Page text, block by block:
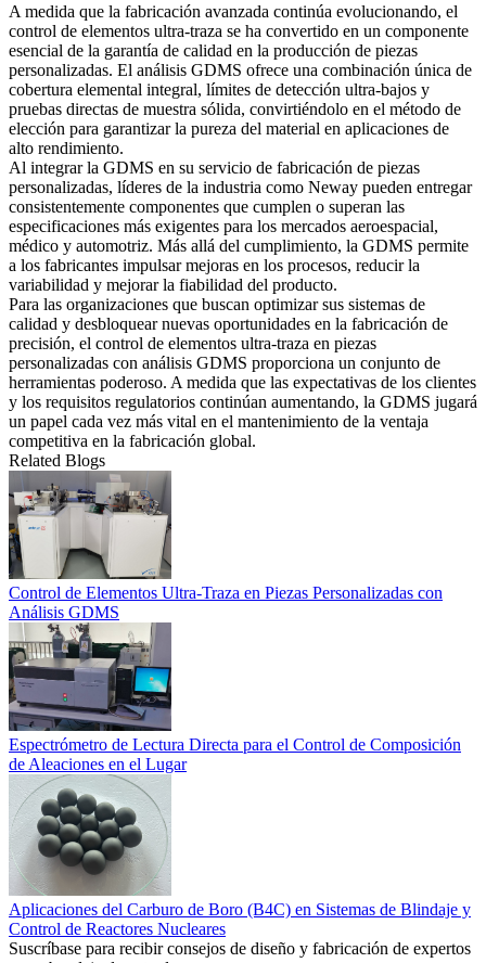
A medida que la fabricación avanzada continúa evolucionando, el
control de elementos ultra-traza se ha convertido en un componente
esencial de la garantía de calidad en la producción de piezas
personalizadas. El análisis GDMS ofrece una combinación única de
cobertura elemental integral, límites de detección ultra-bajos y
pruebas directas de muestra sólida, convirtiéndolo en el método de
elección para garantizar la pureza del material en aplicaciones de
alto rendimiento.
Al integrar la GDMS en su servicio de fabricación de piezas
personalizadas, líderes de la industria como Neway pueden entregar
consistentemente componentes que cumplen o superan las
especificaciones más exigentes para los mercados aeroespacial,
médico y automotriz. Más allá del cumplimiento, la GDMS permite
a los fabricantes impulsar mejoras en los procesos, reducir la
variabilidad y mejorar la fiabilidad del producto.
Para las organizaciones que buscan optimizar sus sistemas de
calidad y desbloquear nuevas oportunidades en la fabricación de
precisión, el control de elementos ultra-traza en piezas
personalizadas con análisis GDMS proporciona un conjunto de
herramientas poderoso. A medida que las expectativas de los clientes
y los requisitos regulatorios continúan aumentando, la GDMS jugará
un papel cada vez más vital en el mantenimiento de la ventaja
competitiva en la fabricación global.
Related Blogs
Control de Elementos Ultra-Traza en Piezas Personalizadas con
Análisis GDMS
Espectrómetro de Lectura Directa para el Control de Composición
de Aleaciones en el Lugar
Aplicaciones del Carburo de Boro (B4C) en Sistemas de Blindaje y
Control de Reactores Nucleares
Suscríbase para recibir consejos de diseño y fabricación de expertos